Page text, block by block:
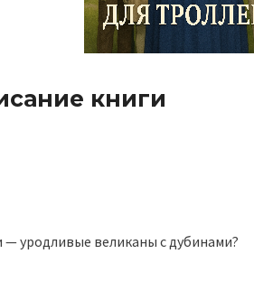
книги
— уродливые великаны с дубинами?